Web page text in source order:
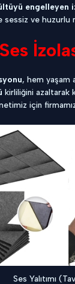
engelleyen
sessiz ve huzurlu
, hem yaşam
kirliliğini azaltarak
için
Ses Yalıtımı